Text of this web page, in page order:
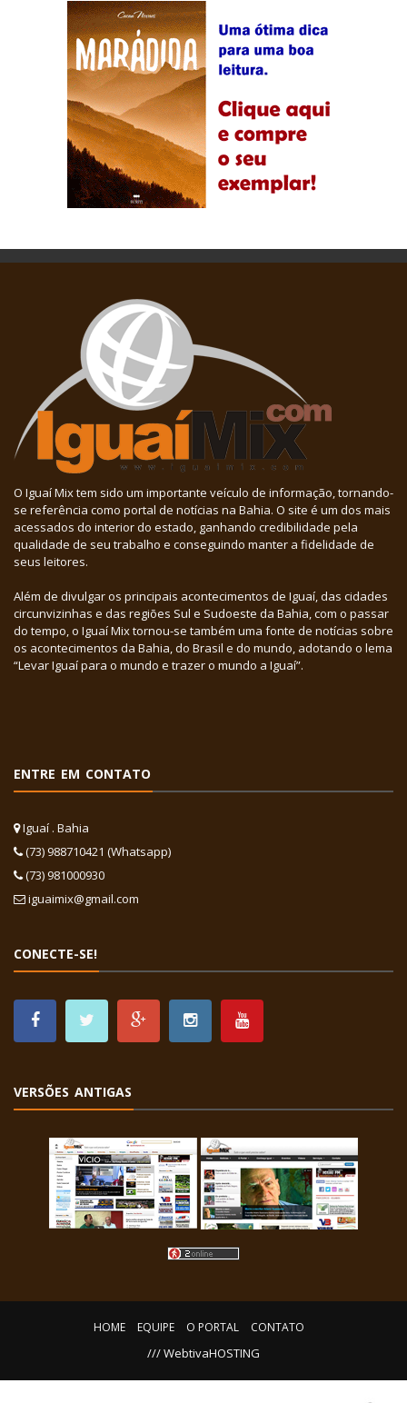
O Iguaí Mix tem sido um importante veículo de informação, tornando-
se referência como portal de notícias na Bahia. O site é um dos mais
acessados do interior do estado, ganhando credibilidade pela
qualidade de seu trabalho e conseguindo manter a fidelidade de
seus leitores.
Além de divulgar os principais acontecimentos de Iguaí, das cidades
circunvizinhas e das regiões Sul e Sudoeste da Bahia, com o passar
do tempo, o Iguaí Mix tornou-se também uma fonte de notícias sobre
os acontecimentos da Bahia, do Brasil e do mundo, adotando o lema
“Levar Iguaí para o mundo e trazer o mundo a Iguaí”.
ENTRE EM CONTATO
Iguaí . Bahia
(73) 988710421 (Whatsapp)
(73) 981000930
iguaimix@gmail.com
CONECTE-SE!
VERSÕES ANTIGAS
HOME EQUIPE O PORTAL CONTATO
/// WebtivaHOSTING